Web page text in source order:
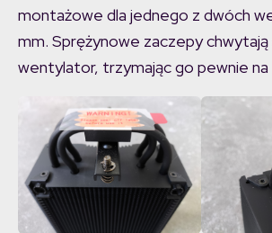
montażowe dla jednego z dwóch
mm. Sprężynowe zaczepy
wentylator, trzymając go pewnie na